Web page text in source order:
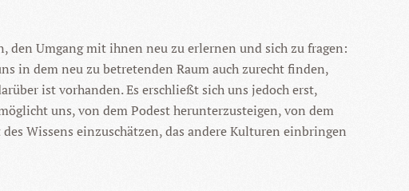
Umgang mit ihnen neu zu erlernen und sich zu fragen:
in dem neu zu betretenden Raum auch zurecht finden,
ist vorhanden. Es erschließt sich uns jedoch erst,
uns, von dem Podest herunterzusteigen, von dem
Wissens einzuschätzen, das andere Kulturen einbringen